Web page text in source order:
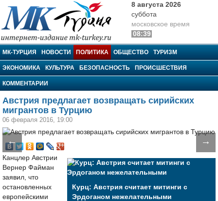
МК-Турция
8 августа 2026
суббота
московское время
08:39
МК-ТУРЦИЯ НОВОСТИ ПОЛИТИКА ОБЩЕСТВО ТУРИЗМ
ЭКОНОМИКА КУЛЬТУРА БЕЗОПАСНОСТЬ ПРОИСШЕСТВИЯ
КОММЕНТАРИИ
Австрия предлагает возвращать сирийских
мигрантов в Турцию
06 февраля 2016, 19:00
← →
Курц: Австрия считает митинги с
Эрдоганом нежелательными
Канцлер Австрии
Вернер Файман
заявил, что
остановленных
европейскими